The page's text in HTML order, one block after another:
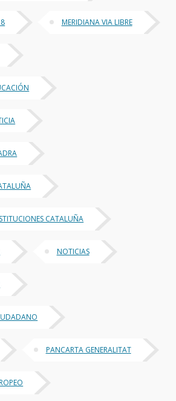
MERIDIANA VIA LIBRE
CATALUÑA
NOTICIAS
PANCARTA GENERALITAT